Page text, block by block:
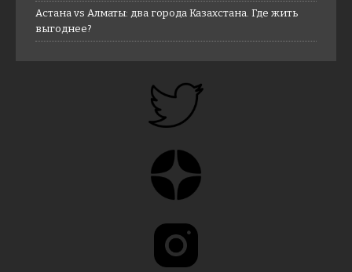
Астана vs Алматы: два города Казахстана. Где жить
выгоднее?